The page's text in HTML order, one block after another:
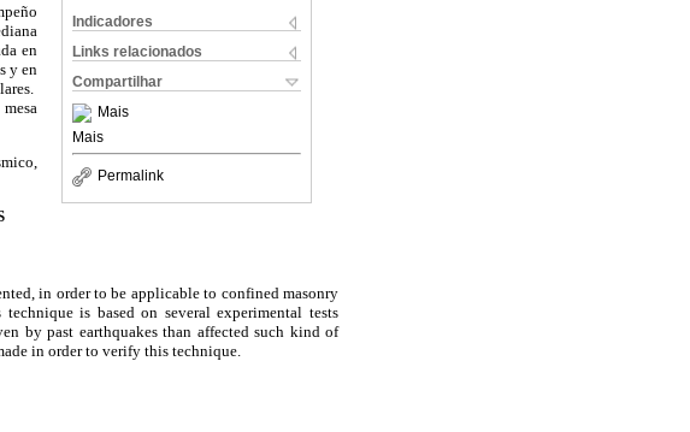
Indicadores
Links relacionados
Compartilhar
Mais
Mais
Permalink
en
y en
in order to be applicable to confined masonry
is based on several experimental tests
by past earthquakes than affected such kind of
in order to verify this technique.